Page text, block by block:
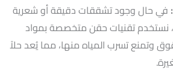
في حال وجود تشققات دقيقة أو شعرية
نستخدم تقنيات حقن متخصصة بمواد
وتمنع تسرب المياه منها، مما يُعد حلاً